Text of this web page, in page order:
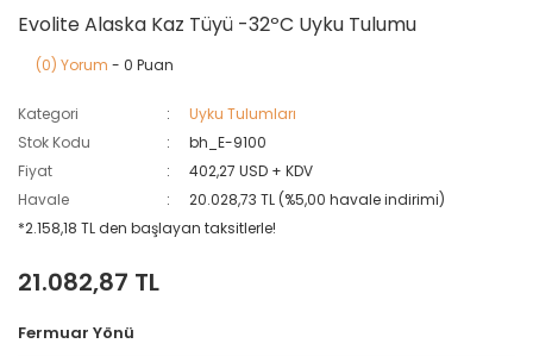
Evolite Alaska Kaz Tüyü -32ºC Uyku Tulumu
(0) Yorum - 0 Puan
Kategori
Uyku Tulumları
Stok Kodu
bh_E-9100
Fiyat
402,27 USD + KDV
Havale
20.028,73 TL (%5,00 havale indirimi)
*2.158,18 TL den başlayan taksitlerle!
21.082,87 TL
Fermuar Yönü